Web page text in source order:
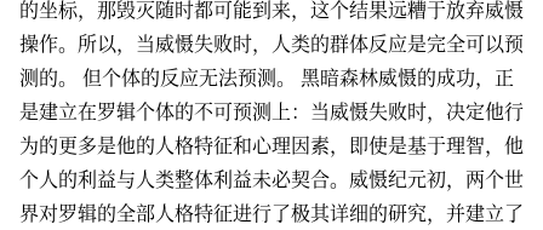
的坐标，那毁灭随时都可能到来，这个结果远糟于放弃威慑
操作。所以，当威慑失败时，人类的群体反应是完全可以预
测的。 但个体的反应无法预测。 黑暗森林威慑的成功，正
是建立在罗辑个体的不可预测上：当威慑失败时，决定他行
为的更多是他的人格特征和心理因素，即使是基于理智，他
个人的利益与人类整体利益未必契合。威慑纪元初，两个世
界对罗辑的全部人格特征进行了极其详细的研究，并建立了